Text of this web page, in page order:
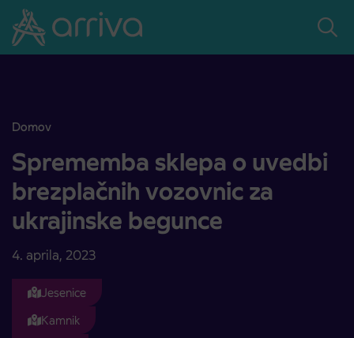
Skoči na vsebino
Domov
Sprememba sklepa o uvedbi brezplačnih vozovnic za ukrajinske
Sprememba sklepa o uvedbi
brezplačnih vozovnic za
ukrajinske begunce
4. aprila, 2023
Jesenice
Kamnik